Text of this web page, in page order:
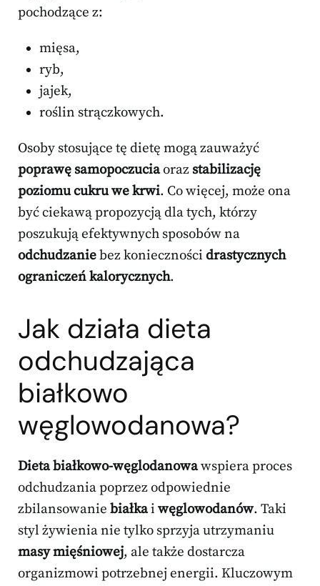
pochodzące z:
mięsa,
ryb,
jajek,
roślin strączkowych.
Osoby stosujące tę dietę mogą zauważyć
poprawę samopoczuciaoraz stabilizację
poziomu cukru we krwi. Co więcej, może ona
być ciekawą propozycją dla tych, którzy
poszukują efektywnych sposobów na
odchudzaniebez konieczności drastycznych
ograniczeń kalorycznych.
Jak działa dieta
odchudzająca
białkowo
węglowodanowa?
Dieta białkowo-węglodanowawspiera proces
odchudzania poprzez odpowiednie
zbilansowanie białkai węglowodanów. Taki
styl żywienia nie tylko sprzyja utrzymaniu
masy mięśniowej, ale także dostarcza
organizmowi potrzebnej energii. Kluczowym